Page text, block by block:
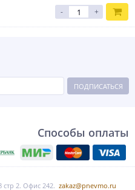
- +
ПОДПИСАТЬСЯ
Способы оплаты
2. Офис 242. zakaz@pnevmo.ru